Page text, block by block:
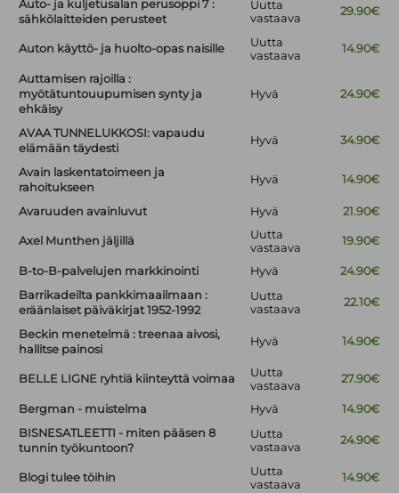
Auto- ja kuljetusalan perusoppi 7 :
sähkölaitteiden perusteet
Uutta
vastaava
29.90€
Auton käyttö- ja huolto-opas naisille
Uutta
vastaava
14.90€
Auttamisen rajoilla :
myötätuntouupumisen synty ja
ehkäisy
Hyvä 24.90€
AVAA TUNNELUKKOSI: vapaudu
elämään täydesti
Hyvä 34.90€
Avain laskentatoimeen ja
rahoitukseen
Hyvä 14.90€
Avaruuden avainluvut Hyvä 21.90€
Axel Munthen jäljillä
Uutta
vastaava
19.90€
B-to-B-palvelujen markkinointi Hyvä
24.90€
Barrikadeilta pankkimaailmaan :
eräänlaiset päiväkirjat 1952-1992
Uutta
vastaava
22.10€
Beckin menetelmä : treenaa aivosi,
hallitse painosi
Hyvä 14.90€
BELLE LIGNE ryhtiä kiinteyttä voimaa
Uutta
vastaava
27.90€
Bergman - muistelma Hyvä
14.90€
BISNESATLEETTI - miten pääsen 8
tunnin työkuntoon?
Uutta
vastaava
24.90€
Blogi tulee töihin
Uutta
vastaava
14.90€